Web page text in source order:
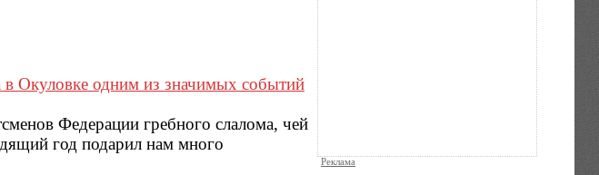
в Окуловке одним из значимых событий
Федерации гребного слалома, чей
год подарил нам много
Реклама